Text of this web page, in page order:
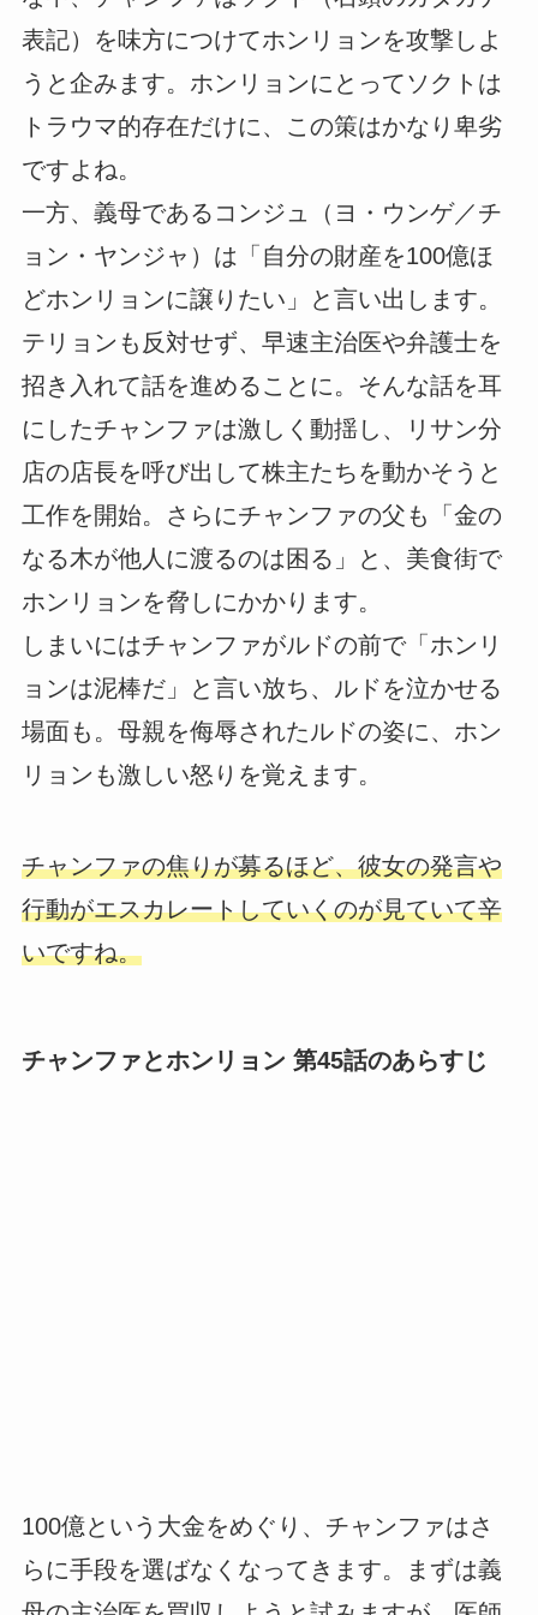
表記）を味方につけてホンリョンを攻撃しよ
うと企みます。ホンリョンにとってソクトは
トラウマ的存在だけに、この策はかなり卑劣
ですよね。
一方、義母であるコンジュ（ヨ・ウンゲ／チ
ョン・ヤンジャ）は「自分の財産を100億ほ
どホンリョンに譲りたい」と言い出します。
テリョンも反対せず、早速主治医や弁護士を
招き入れて話を進めることに。そんな話を耳
にしたチャンファは激しく動揺し、リサン分
店の店長を呼び出して株主たちを動かそうと
工作を開始。さらにチャンファの父も「金の
なる木が他人に渡るのは困る」と、美食街で
ホンリョンを脅しにかかります。
しまいにはチャンファがルドの前で「ホンリ
ョンは泥棒だ」と言い放ち、ルドを泣かせる
場面も。母親を侮辱されたルドの姿に、ホン
リョンも激しい怒りを覚えます。
チャンファの焦りが募るほど、彼女の発言や
行動がエスカレートしていくのが見ていて辛
いですね。
チャンファとホンリョン 第45話のあらすじ
100億という大金をめぐり、チャンファはさ
らに手段を選ばなくなってきます。まずは義